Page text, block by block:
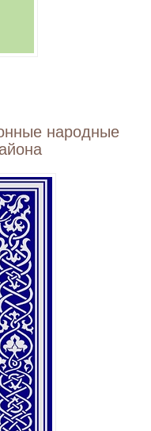
народные